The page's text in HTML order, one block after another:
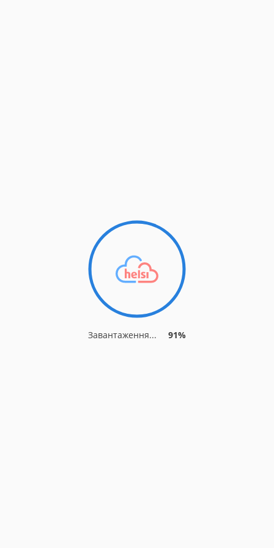
Завантаження... 91%